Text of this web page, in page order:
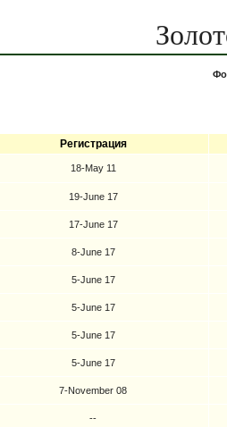
Регистрация
18-May 11
19-June 17
17-June 17
8-June 17
5-June 17
5-June 17
5-June 17
5-June 17
7-November 08
--